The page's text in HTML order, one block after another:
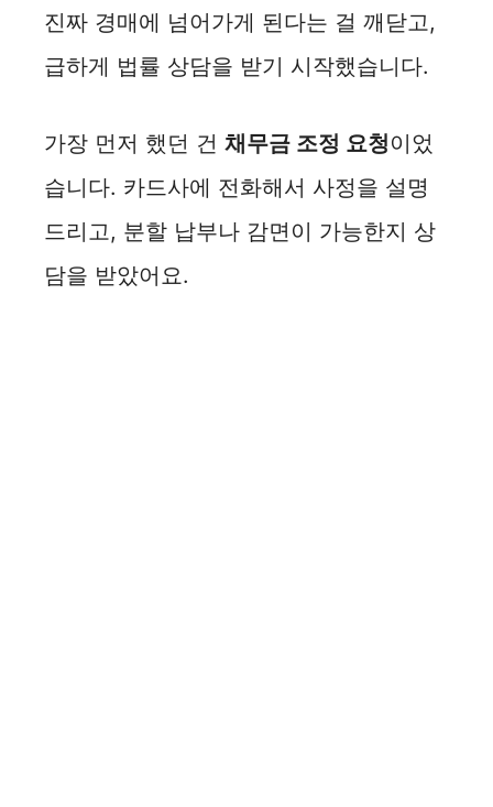
진짜 경매에 넘어가게 된다는 걸 깨닫고,
급하게 법률 상담을 받기 시작했습니다.
가장 먼저 했던 건 채무금 조정 요청이었
습니다. 카드사에 전화해서 사정을 설명
드리고, 분할 납부나 감면이 가능한지 상
담을 받았어요.